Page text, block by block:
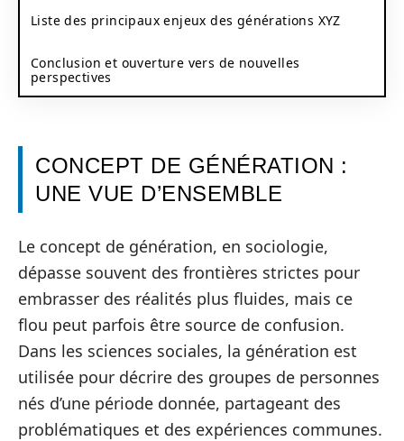
Liste des principaux enjeux des générations XYZ
Conclusion et ouverture vers de nouvelles
perspectives
CONCEPT DE GÉNÉRATION :
UNE VUE D’ENSEMBLE
Le concept de génération, en sociologie,
dépasse souvent des frontières strictes pour
embrasser des réalités plus fluides, mais ce
flou peut parfois être source de confusion.
Dans les sciences sociales, la génération est
utilisée pour décrire des groupes de personnes
nés d’une période donnée, partageant des
problématiques et des expériences communes.